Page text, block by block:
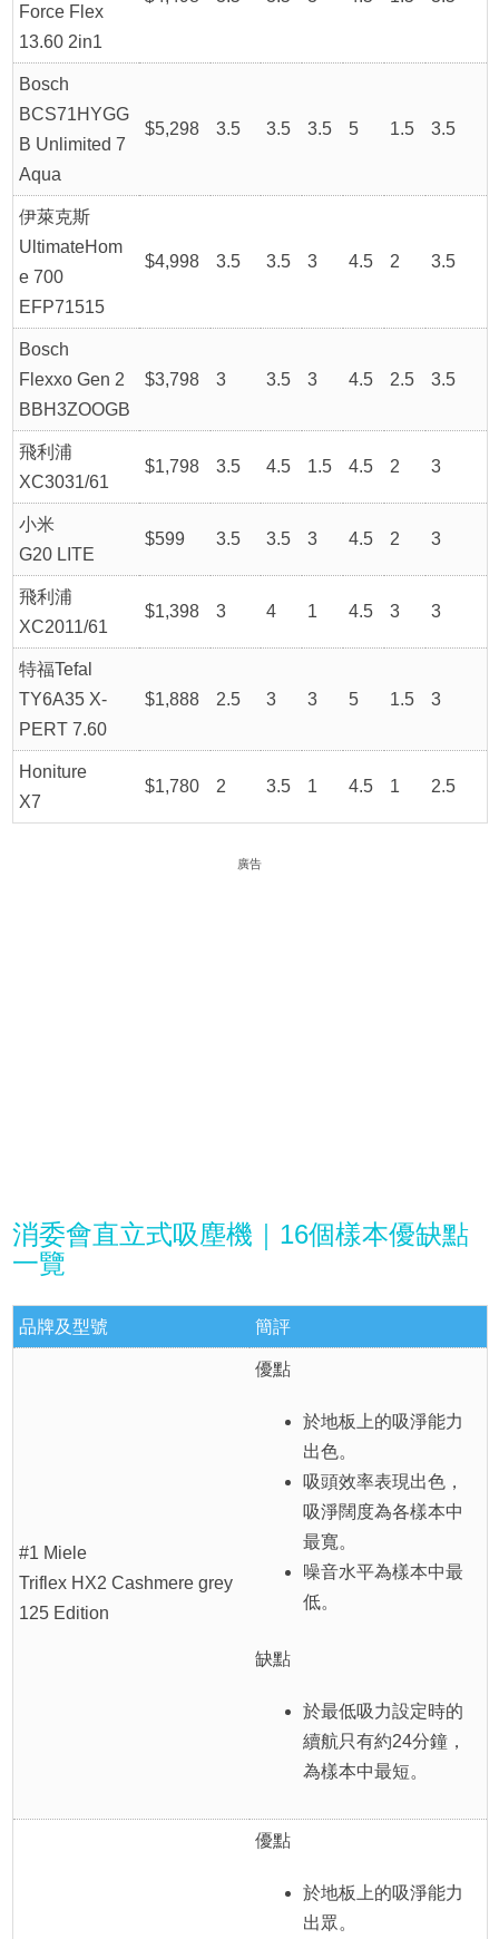
Force Flex
13.60 2in1
Bosch
BCS71HYGG
B Unlimited 7
Aqua
$5,298 3.5 3.5 3.5 5 1.5 3.5
伊萊克斯
UltimateHom
e 700
EFP71515
$4,998 3.5 3.5 3 4.5 2 3.5
Bosch
Flexxo Gen 2
BBH3ZOOGB
$3,798 3 3.5 3 4.5 2.5 3.5
飛利浦
XC3031/61
$1,798 3.5 4.5 1.5 4.5 2 3
小米
G20 LITE
$599 3.5 3.5 3 4.5 2 3
飛利浦
XC2011/61
$1,398 3 4 1 4.5 3 3
特福Tefal
TY6A35 X-
PERT 7.60
$1,888 2.5 3 3 5 1.5 3
Honiture
X7
$1,780 2 3.5 1 4.5 1 2.5
廣告
消委會直立式吸塵機｜16個樣本優缺點
一覽
品牌及型號 簡評
#1 Miele
Triflex HX2 Cashmere grey
125 Edition
優點
於地板上的吸淨能力
出色。
吸頭效率表現出色，
吸淨闊度為各樣本中
最寬。
噪音水平為樣本中最
低。
缺點
於最低吸力設定時的
續航只有約24分鐘，
為樣本中最短。
優點
於地板上的吸淨能力
出眾。